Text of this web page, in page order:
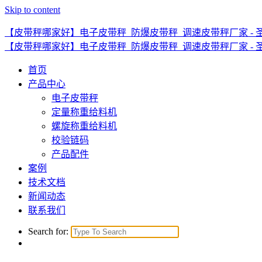
Skip to content
【皮带秤哪家好】电子皮带秤_防爆皮带秤_调速皮带秤厂家 -
【皮带秤哪家好】电子皮带秤_防爆皮带秤_调速皮带秤厂家 -
首页
产品中心
电子皮带秤
定量称重给料机
螺旋称重给料机
校验链码
产品配件
案例
技术文档
新闻动态
联系我们
Search for: